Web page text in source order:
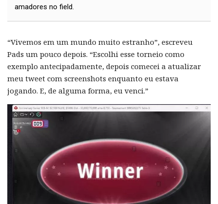
amadores no field.
“Vivemos em um mundo muito estranho”, escreveu
Pads um pouco depois. “Escolhi esse torneio como
exemplo antecipadamente, depois comecei a atualizar
meu tweet com screenshots enquanto eu estava
jogando. E, de alguma forma, eu venci.”